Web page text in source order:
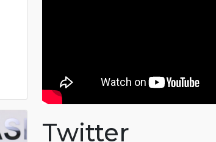
Twitter